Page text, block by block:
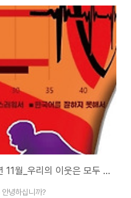
[디아스포라신문] 제 5 호_2021년 11월_우리의 이웃은 모두 안녕하십니까?
녕하십니까?